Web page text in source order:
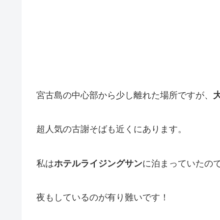
宮古島の中心部から少し離れた場所ですが、
超人気の古謝そばも近くにあります。
私はホテルライジングサンに泊まっていたの
夜もしているのが有り難いです！